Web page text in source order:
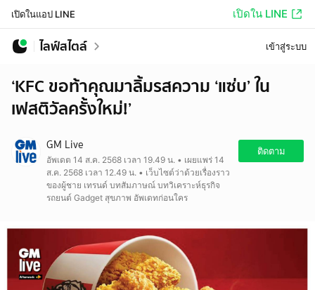
เปิดในแอป LINE เปิดใน LINE
ไลฟ์สไตล์ เข้าสู่ระบบ
‘KFC ขอท้าคุณมาลิ้มรสความ ‘แซ่บ’ ใน
เฟสติวัลครั้งใหม่!’
GM Live
อัพเดต 14 ส.ค. 2568 เวลา 19.49 น. • เผยแพร่ 14
ส.ค. 2568 เวลา 12.49 น. • เว็บไซต์ว่าด้วยเรื่องราว
ของผู้ชาย เทรนด์ บทสัมภาษณ์ บทวิเคราะห์ธุรกิจ
รถยนต์ Gadget สุขภาพ อัพเดทก่อนใคร
ติดตาม